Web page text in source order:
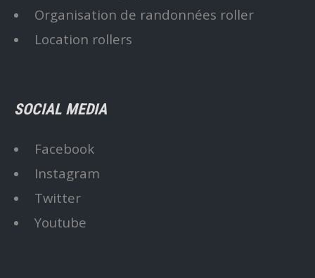
Organisation de randonnées roller
Location rollers
SOCIAL MEDIA
Facebook
Instagram
Twitter
Youtube